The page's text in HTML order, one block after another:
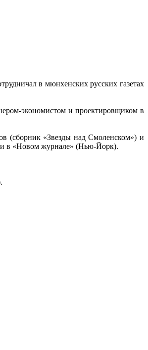
в мюнхенских русских газетах
экономистом и проектировщиком в
(сборник «Звезды над Смоленском») и
и в «Новом журнале» (Нью-Йорк).